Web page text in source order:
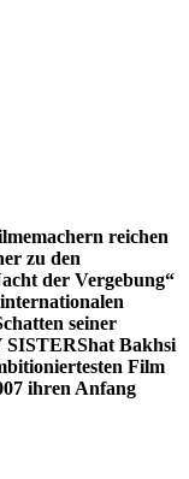
reichen
zu den
der Vergebung“
seiner
Bakhsi
Film
ihren Anfang